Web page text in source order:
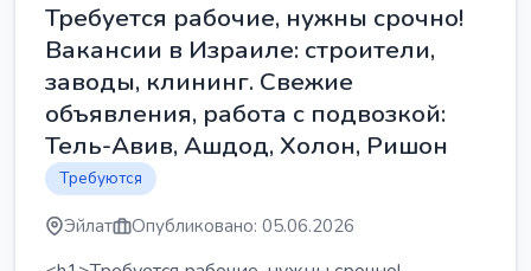
Требуется рабочие, нужны срочно!
Вакансии в Израиле: строители,
заводы, клининг. Свежие
объявления, работа с подвозкой:
Тель-Авив, Ашдод, Холон, Ришон
Требуются
Эйлат Опубликовано: 05.06.2026